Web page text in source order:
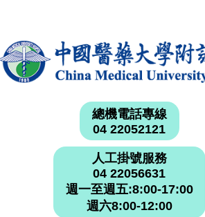
總機電話專線
04 22052121
人工掛號服務
04 22056631
週一至週五:8:00-17:00
週六8:00-12:00